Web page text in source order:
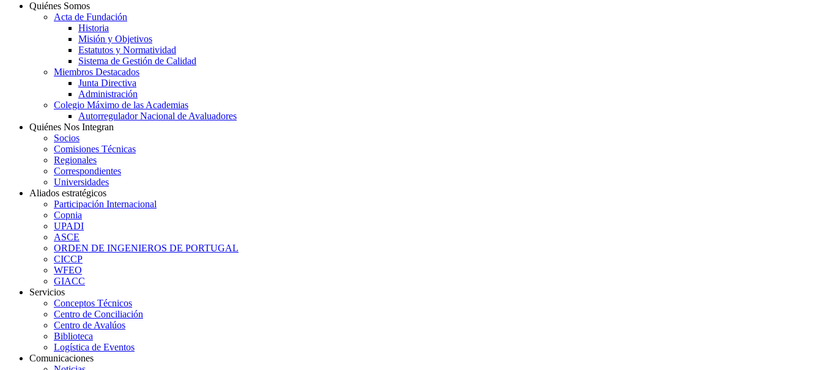
Quiénes Somos
Acta de Fundación
Historia
Misión y Objetivos
Estatutos y Normatividad
Sistema de Gestión de Calidad
Miembros Destacados
Junta Directiva
Administración
Colegio Máximo de las Academias
Autorregulador Nacional de Avaluadores
Quiénes Nos Integran
Socios
Comisiones Técnicas
Regionales
Correspondientes
Universidades
Aliados estratégicos
Participación Internacional
Copnia
UPADI
ASCE
ORDEN DE INGENIEROS DE PORTUGAL
CICCP
WFEO
GIACC
Servicios
Conceptos Técnicos
Centro de Conciliación
Centro de Avalúos
Biblioteca
Logística de Eventos
Comunicaciones